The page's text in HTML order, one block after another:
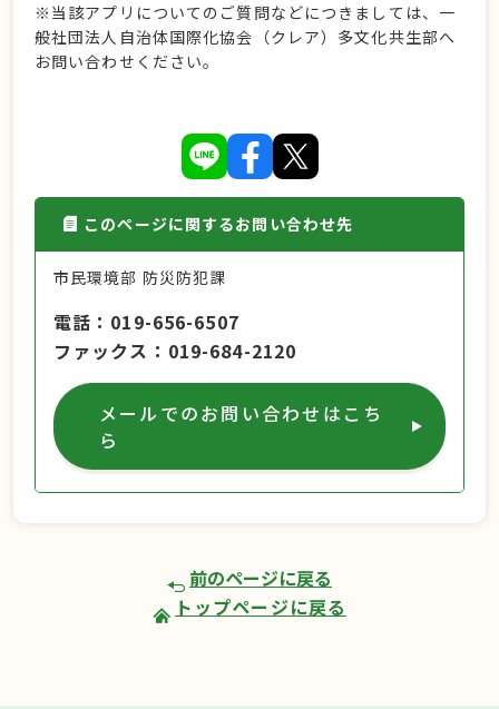
※当該アプリについてのご質問などにつきましては、一
般社団法人自治体国際化協会（クレア）多文化共生部へ
お問い合わせください。
このページに関するお問い合わせ先
市民環境部 防災防犯課
電話
019-656-6507
ファックス
019-684-2120
メールでのお問い合わせはこち
ら
前のページに戻る
トップページに戻る